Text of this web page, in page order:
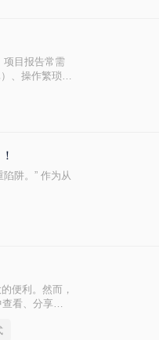
目报告常需
、操作繁琐
阱。” 作为从
便利。然而，
看、分享或
实用方法。